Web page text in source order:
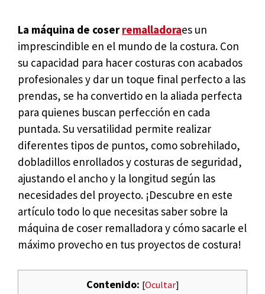
La máquina de coserremalladoraes un
imprescindible en el mundo de la costura. Con
su capacidad para hacer costuras con acabados
profesionales y dar un toque final perfecto a las
prendas, se ha convertido en la aliada perfecta
para quienes buscan perfección en cada
puntada. Su versatilidad permite realizar
diferentes tipos de puntos, como sobrehilado,
dobladillos enrollados y costuras de seguridad,
ajustando el ancho y la longitud según las
necesidades del proyecto. ¡Descubre en este
artículo todo lo que necesitas saber sobre la
máquina de coser remalladora y cómo sacarle el
máximo provecho en tus proyectos de costura!
Contenido: [Ocultar]